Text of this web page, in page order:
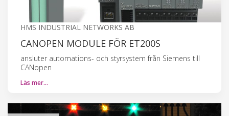
HMS INDUSTRIAL NETWORKS AB
CANOPEN MODULE FÖR ET200S
ansluter automations- och styrsystem från Siemens till
CANopen
Läs mer…